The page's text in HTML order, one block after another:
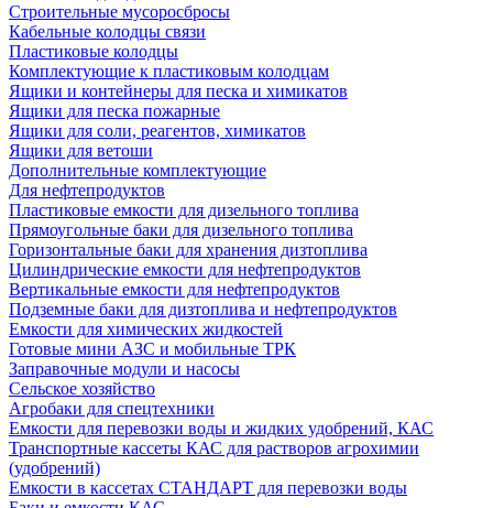
Строительные мусоросбросы
Кабельные колодцы связи
Пластиковые колодцы
Комплектующие к пластиковым колодцам
Ящики и контейнеры для песка и химикатов
Ящики для песка пожарные
Ящики для соли, реагентов, химикатов
Ящики для ветоши
Дополнительные комплектующие
Для нефтепродуктов
Пластиковые емкости для дизельного топлива
Прямоугольные баки для дизельного топлива
Горизонтальные баки для хранения дизтоплива
Цилиндрические емкости для нефтепродуктов
Вертикальные емкости для нефтепродуктов
Подземные баки для дизтоплива и нефтепродуктов
Емкости для химических жидкостей
Готовые мини АЗС и мобильные ТРК
Заправочные модули и насосы
Сельское хозяйство
Агробаки для спецтехники
Емкости для перевозки воды и жидких удобрений, КАС
Транспортные кассеты КАС для растворов агрохимии
(удобрений)
Емкости в кассетах СТАНДАРТ для перевозки воды